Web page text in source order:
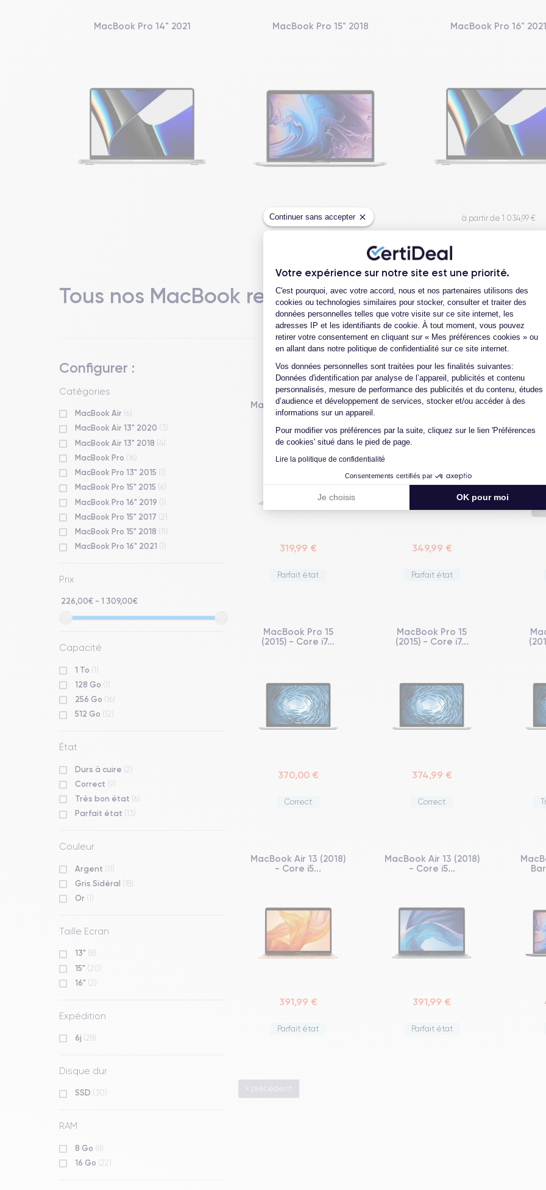
Continuer sans accepter
Votre expérience sur notre site est une priorité.
Plateforme de Gestion du
C'est pourquoi, avec votre accord, nous et nos partenaires utilisons des
cookies ou technologies similaires pour stocker, consulter et traiter des
données personnelles telles que votre visite sur ce site internet, les
adresses IP et les identifiants de cookie. À tout moment, vous pouvez
retirer votre consentement en cliquant sur « Mes préférences cookies » ou
en allant dans notre politique de confidentialité sur ce site internet.
Vos données personnelles sont traitées pour les finalités suivantes:
Données d'identification par analyse de l’appareil, publicités et contenu
personnalisés, mesure de performance des publicités et du contenu, études
d’audience et développement de services, stocker et/ou accéder à des
informations sur un appareil.
Pour modifier vos préférences par la suite, cliquez sur le lien 'Préférences
de cookies' situé dans le pied de page.
Lire la politique de confidentialité
Consentements certifiés par
Je choisis OK pour moi
Axeptio consent
MacBook Pro 14" 2021 MacBook Pro 15" 2018
à partir de 385,00 €
MacBook Pro 16" 2021
à partir de 1 034,99 €
Tous nos MacBook reconditionnés garantis 30
Configurer :
Catégories
MacBook Air (6)
MacBook Air 13" 2020 (3)
MacBook Air 13" 2018 (4)
MacBook Pro (16)
MacBook Pro 13" 2015 (1)
MacBook Pro 15" 2015 (6)
MacBook Pro 16" 2019 (1)
MacBook Pro 15" 2017 (2)
MacBook Pro 15" 2018 (11)
MacBook Pro 16" 2021 (1)
Prix
226,00€ - 1 309,00€
Capacité
1 To (1)
128 Go (1)
256 Go (16)
512 Go (12)
État
Durs à cuire (2)
Correct (9)
Très bon état (6)
Parfait état (13)
Couleur
Argent (11)
Gris Sidéral (18)
Or (1)
Taille Ecran
13" (8)
15" (20)
16" (2)
Expédition
6j (28)
Disque dur
SSD (30)
RAM
8 Go (8)
16 Go (22)
MacBook Air 13 (2018)
- Core i5...
319,99 €
Parfait état
MacBook Air 13 (2018)
349,99 €
Parfait état
MacBook Pro 15
(2015) - Core i7...
370,00 €
Correct
MacBook Pro 15
(2015) - Core i7...
374,99 €
Correct
MacBook Air 13 (2018)
- Core i5...
391,99 €
Parfait état
MacBook Air 13 (2018)
- Core i5...
391,99 €
Parfait état
« précédent